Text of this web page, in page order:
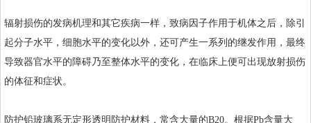
辐射损伤的发病机理和其它疾病一样，致病因子作用于机体之后，除引
起分子水平，细胞水平的变化以外，还可产生一系列的继发作用，最终
导致器官水平的障碍乃至整体水平的变化，在临床上便可出现放射损伤
的体征和症状。
防护铅玻璃系无定形透明防护材料，常含大量的B20。根据Pb含量大